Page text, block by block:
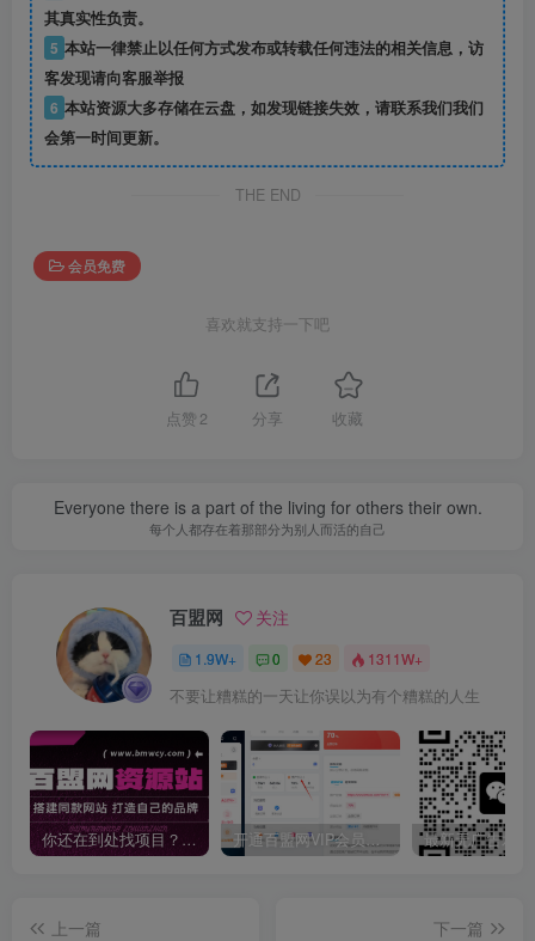
其真实性负责。
5 本站一律禁止以任何方式发布或转载任何违法的相关信息，访
客发现请向客服举报
6 本站资源大多存储在云盘，如发现链接失效，请联系我们我们
会第一时间更新。
THE END
会员免费
喜欢就支持一下吧
点赞 2 分享 收藏
Everyone there is a part of the living for others their own.
每个人都存在着那部分为别人而活的自己
百盟网 关注
1.9W+ 0 23 1311W+
不要让糟糕的一天让你误以为有个糟糕的人生
你还在到处找项目？还在当韭菜？我靠卖项目一个月收入5万+，曾经我也是个失败者。 开通百盟网VIP会员，尊享全站资源免费下载，享70%的推广提成！！【限时五折优惠】
上一篇
下一篇